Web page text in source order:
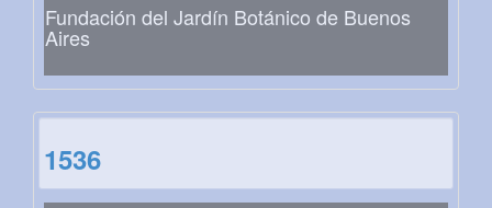
Fundación del Jardín Botánico de Buenos
Aires
1536